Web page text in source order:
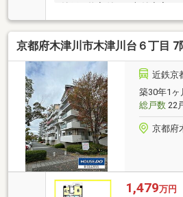
京都府木津川市木津川台６丁目 7
近鉄京
築30年1ヶ
総戸数22
京都府
1,479万円